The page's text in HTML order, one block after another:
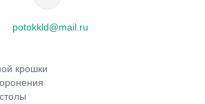
potokkld@mail.ru
крошки